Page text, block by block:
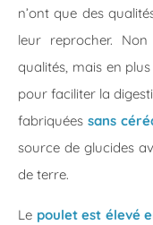
n’ont que des
leur reprocher.
qualités, mais en
pour faciliter la
fabriquées sans
source de glucides
de terre.
Le poulet est élevé